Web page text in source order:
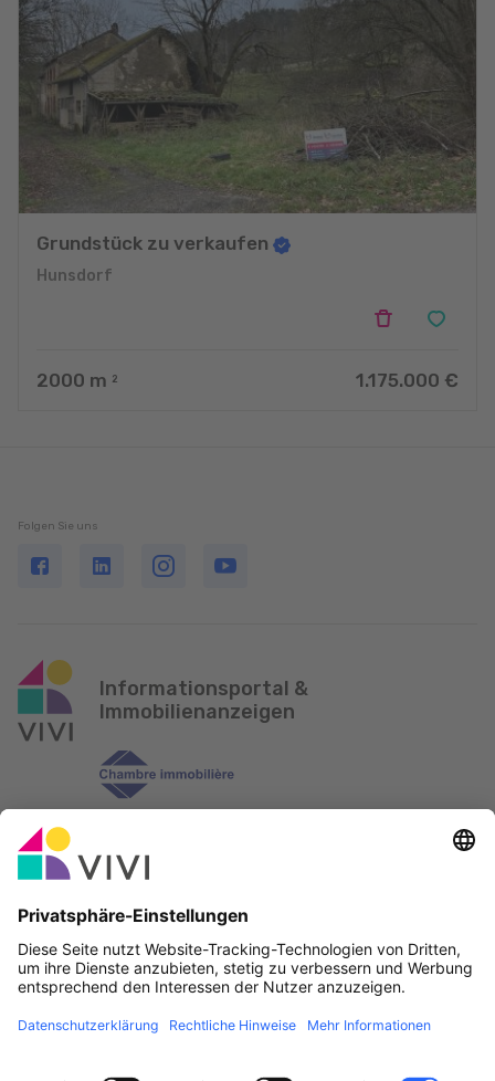
Grundstück zu verkaufen
Hunsdorf
2000 m 2 1.175.000 €
Folgen Sie uns
Informationsportal &
Immobilienanzeigen